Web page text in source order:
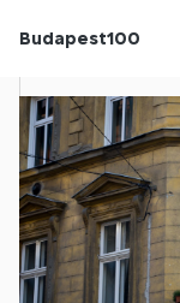
Budapest100